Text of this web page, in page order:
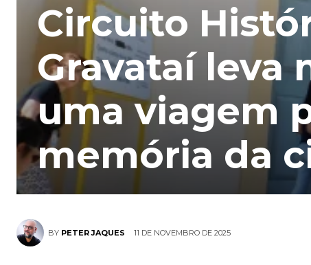
Circuito
Gravataí leva
uma viagem
memória da
BY PETER JAQUES 11 DE NOVEMBRO DE 2025